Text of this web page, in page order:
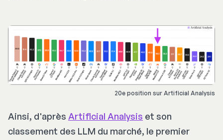
20e position sur Artificial Analysis
Ainsi, d'après Artificial Analysis et son
classement des LLM du marché, le premier